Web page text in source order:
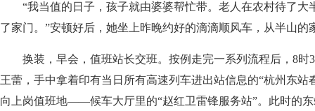
“我当值的日子，孩子就由婆婆帮忙带。老人在农村待了大
了家门。”安顿好后，她坐上昨晚约好的滴滴顺风车，从半山的
换装，早会，值班站长交班。按例走完一系列流程后，8时
王蕾，手中拿着印有当日所有高速列车进出站信息的“杭州东站
向上岗值班地——候车大厅里的“赵红卫雷锋服务站”。此时的